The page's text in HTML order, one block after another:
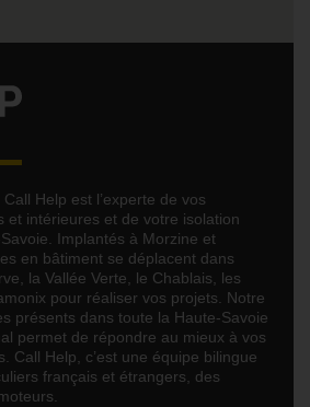
Help est l’experte de vos
et intérieures et de votre isolation
Implantés à Morzine et
en bâtiment se déplacent dans
la Vallée Verte, le Chablais, les
pour réaliser vos projets. Notre
présents dans toute la Haute-Savoie
permet de répondre au mieux à vos
Call Help, c’est une équipe bilingue
français et étrangers, des